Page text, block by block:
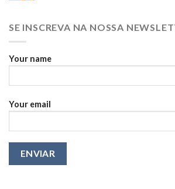
Matter
Think
SE INSCREVA NA NOSSA
Your name
Your email